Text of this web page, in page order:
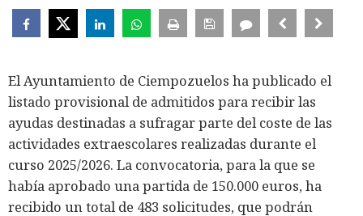
El Ayuntamiento de Ciempozuelos ha publicado el
listado provisional de admitidos para recibir las
ayudas destinadas a sufragar parte del coste de las
actividades extraescolares realizadas durante el
curso 2025/2026. La convocatoria, para la que se
había aprobado una partida de 150.000 euros, ha
recibido un total de 483 solicitudes, que podrán